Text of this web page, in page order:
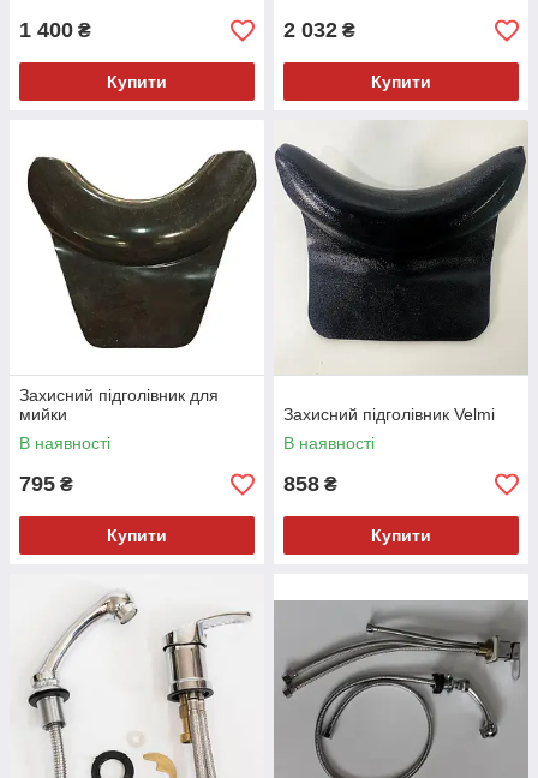
1 400 ₴
Купити
2 032 ₴
Купити
Захисний підголівник для
мийки
В наявності
795 ₴
Купити
Захисний підголівник Velmi
В наявності
858 ₴
Купити